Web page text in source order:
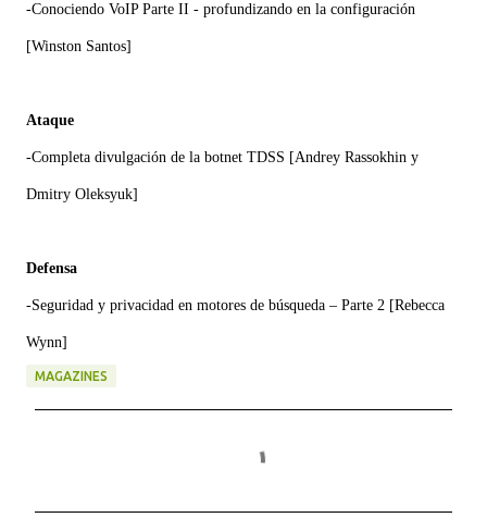
-Conociendo VoIP Parte II - profundizando en la configuración
[Winston Santos]
Ataque
-Completa divulgación de la botnet TDSS [Andrey Rassokhin y
Dmitry Oleksyuk]
Defensa
-Seguridad y privacidad en motores de búsqueda – Parte 2 [Rebecca
Wynn]
MAGAZINES